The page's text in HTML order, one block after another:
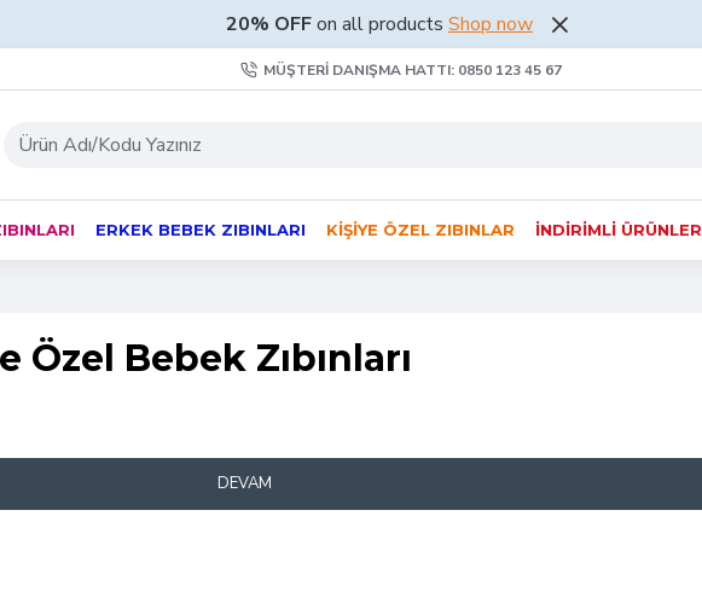
20% OFFon all products Shop now
MÜŞTERI DANIŞMA HATTI: 0850 123 45 67
ERKEK BEBEK ZIBINLARI KIŞIYE ÖZEL ZIBINLAR İNDIRIMLI ÜRÜNLER
Özel Bebek Zıbınları
DEVAM